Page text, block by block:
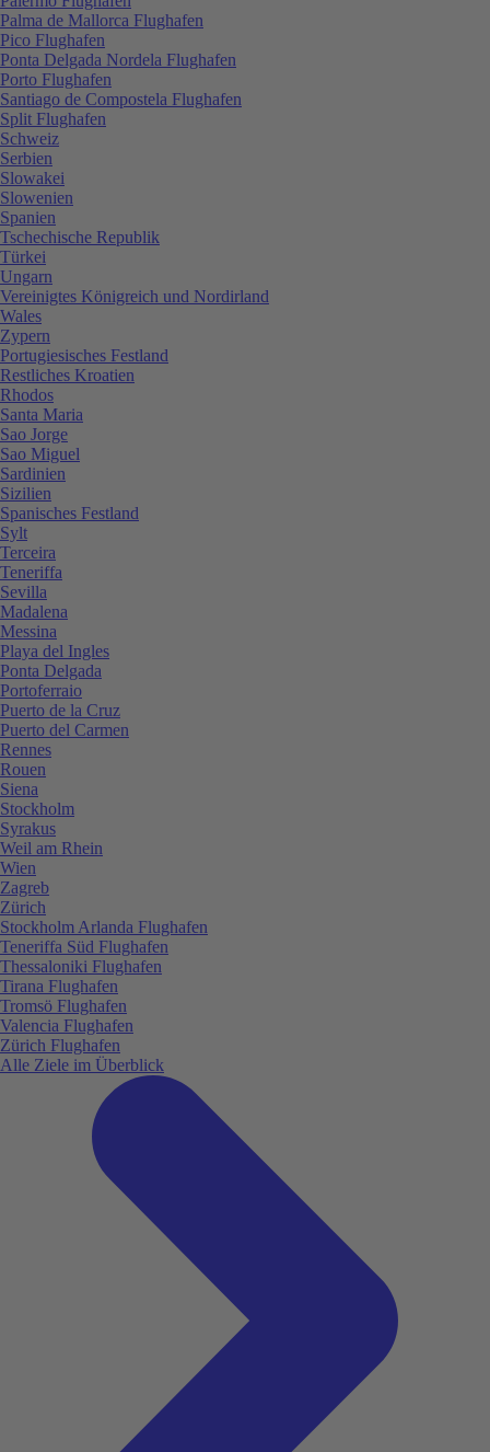
Palma de Mallorca Flughafen
Pico Flughafen
Ponta Delgada Nordela Flughafen
Porto Flughafen
Santiago de Compostela Flughafen
Split Flughafen
Schweiz
Serbien
Slowakei
Slowenien
Spanien
Tschechische Republik
Türkei
Ungarn
Vereinigtes Königreich und Nordirland
Wales
Zypern
Portugiesisches Festland
Restliches Kroatien
Rhodos
Santa Maria
Sao Jorge
Sao Miguel
Sardinien
Sizilien
Spanisches Festland
Sylt
Terceira
Teneriffa
Sevilla
Madalena
Messina
Playa del Ingles
Ponta Delgada
Portoferraio
Puerto de la Cruz
Puerto del Carmen
Rennes
Rouen
Siena
Stockholm
Syrakus
Weil am Rhein
Wien
Zagreb
Zürich
Stockholm Arlanda Flughafen
Teneriffa Süd Flughafen
Thessaloniki Flughafen
Tirana Flughafen
Tromsö Flughafen
Valencia Flughafen
Zürich Flughafen
Alle Ziele im Überblick